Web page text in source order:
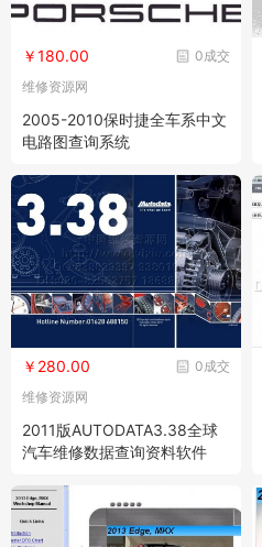
0成交
￥180.00
维修资源网
2005-2010保时捷全车系中文
电路图查询系统
0成交
￥280.00
维修资源网
2011版AUTODATA3.38全球
汽车维修数据查询资料软件